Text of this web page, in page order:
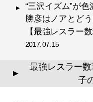
“三沢イズム”が
勝彦はノアとど
【最強レスラー
2017.07.15
▲
最強レスラー
子